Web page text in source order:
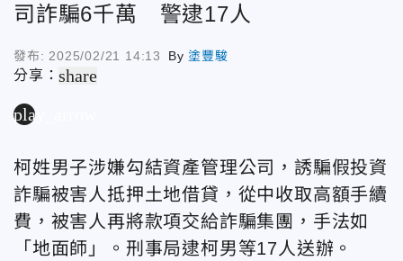
司詐騙6千萬 警逮17人
發布: 2025/02/21 14:13 By塗豐駿
分享：share
play_arrow
柯姓男子涉嫌勾結資產管理公司，誘騙假投資
詐騙被害人抵押土地借貸，從中收取高額手續
費，被害人再將款項交給詐騙集團，手法如
「地面師」。刑事局逮柯男等17人送辦。